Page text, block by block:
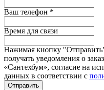
Ваш телефон *
Время для связи
Нажимая кнопку
получать уведомления о
«Сантехбум», согласие на
данных в соответствии с
Отправить